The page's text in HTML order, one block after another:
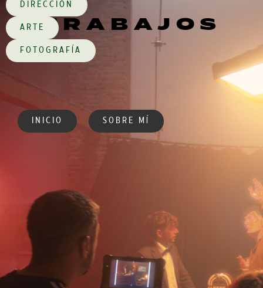
TRABAJOS
DIRECCIÓN
ARTE
FOTOGRAFÍA
INICIO SOBRE MÍ